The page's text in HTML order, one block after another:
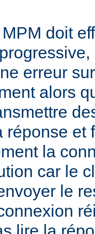
doit
erreur
alors
réponse et
la
car le
le